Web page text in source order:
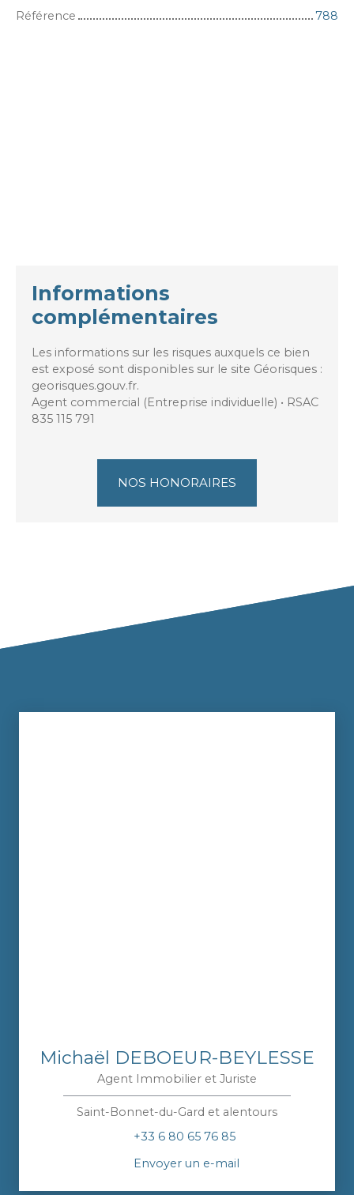
Référence 788
Informations
complémentaires
Les informations sur les risques auxquels ce bien
est exposé sont disponibles sur le site Géorisques :
georisques.gouv.fr.
Agent commercial (Entreprise individuelle) • RSAC
835 115 791
NOS HONORAIRES
Michaël DEBOEUR-BEYLESSE
Agent Immobilier et Juriste
Saint-Bonnet-du-Gard et alentours
+33 6 80 65 76 85
Envoyer un e-mail